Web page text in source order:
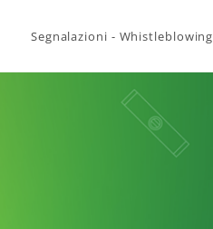
Segnalazioni - Whistleblowing